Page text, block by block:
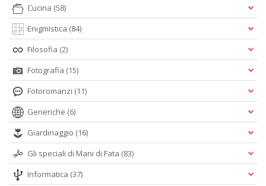
Cucina (58)
Enigmistica (84)
Filosofia (2)
Fotografia (15)
Fotoromanzi (11)
Generiche (6)
Giardinaggio (16)
Gli speciali di Mani di Fata (83)
Informatica (37)